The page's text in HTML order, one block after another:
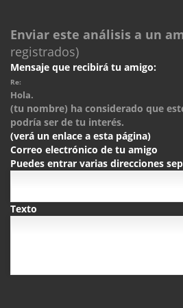
Enviar este análisis a un
registrados)
Mensaje que recibirá tu amigo:
Re:
Hola.
(tu nombre) ha considerado que
podría ser de tu interés.
(verá un enlace a esta página)
Correo electrónico de tu amigo
Puedes entrar varias direcciones
Texto